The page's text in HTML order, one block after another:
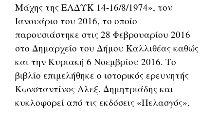
Μάχης της ΕΛΔΥΚ 14-16/8/1974», τον
Ιανουάριο του 2016, το οποίο
παρουσιάστηκε στις 28 Φεβρουαρίου 2016
στο Δημαρχείο του Δήμου Καλλιθέας καθώς
και την Κυριακή 6 Νοεμβρίου 2016. Το
βιβλίο επιμελήθηκε ο ιστορικός ερευνητής
Κωνσταντίνος Αλεξ. Δημητριάδης και
κυκλοφορεί από τις εκδόσεις «Πελασγός».